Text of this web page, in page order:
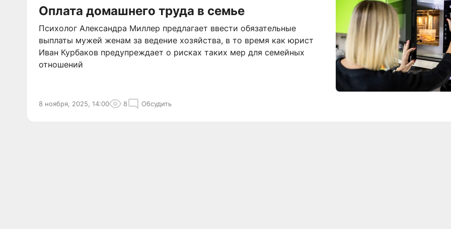
Оплата домашнего труда в семье
Психолог Александра Миллер предлагает ввести обязательные
выплаты мужей женам за ведение хозяйства, в то время как юрист
Иван Курбаков предупреждает о рисках таких мер для семейных
отношений
8 ноября, 2025, 14:00 8 Обсудить